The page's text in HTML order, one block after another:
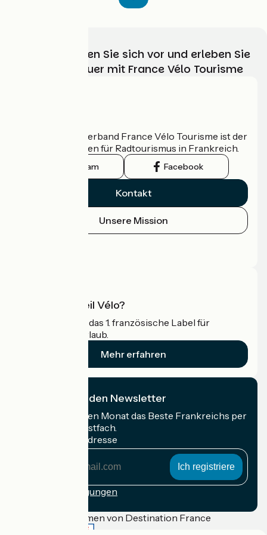
Wählen, bereiten Sie sich vor und erleben Sie
Ihr Radabenteuer mit France Vélo Tourisme
Der nationale Verband France Vélo Tourisme ist der
offizielle Leitfaden für Radtourismus in Frankreich.
Instagram Facebook
Kontakt
Unsere Mission
Was ist Accueil Vélo?
Accueil Vélo ist das 1. französische Label für
Radfahrer im Urlaub.
Mehr erfahren
Ich abonniere den Newsletter
Erhalten Sie jeden Monat das Beste Frankreichs per
Rad in Ihrem Postfach.
Meine E-Mail-Adresse
Anmeldebedingungen
Gefördert im Rahmen von Destination France